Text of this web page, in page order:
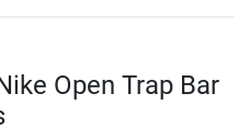
Open Trap Bar